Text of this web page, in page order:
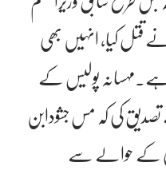
قتل کیا، انہیں بھی
پولیس کے
کی کہ مس جشودابن
کے حوالے سے